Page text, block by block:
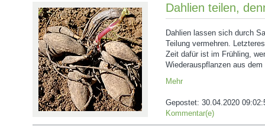
Dahlien teilen,
Dahlien lassen sich durch
Teilung vermehren.
Zeit dafür ist im Frühling,
Wiederauspflanzen aus
Mehr
Gepostet: 30.04.2020
Kommentar(e)